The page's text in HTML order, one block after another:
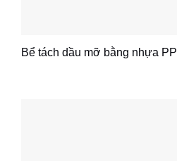
Bể tách dầu mỡ bằng nhựa PP